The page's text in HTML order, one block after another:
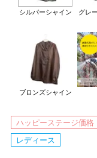
シルバーシャイン
グレ
ブロンズシャイン
ハッピーステージ価格
レディース